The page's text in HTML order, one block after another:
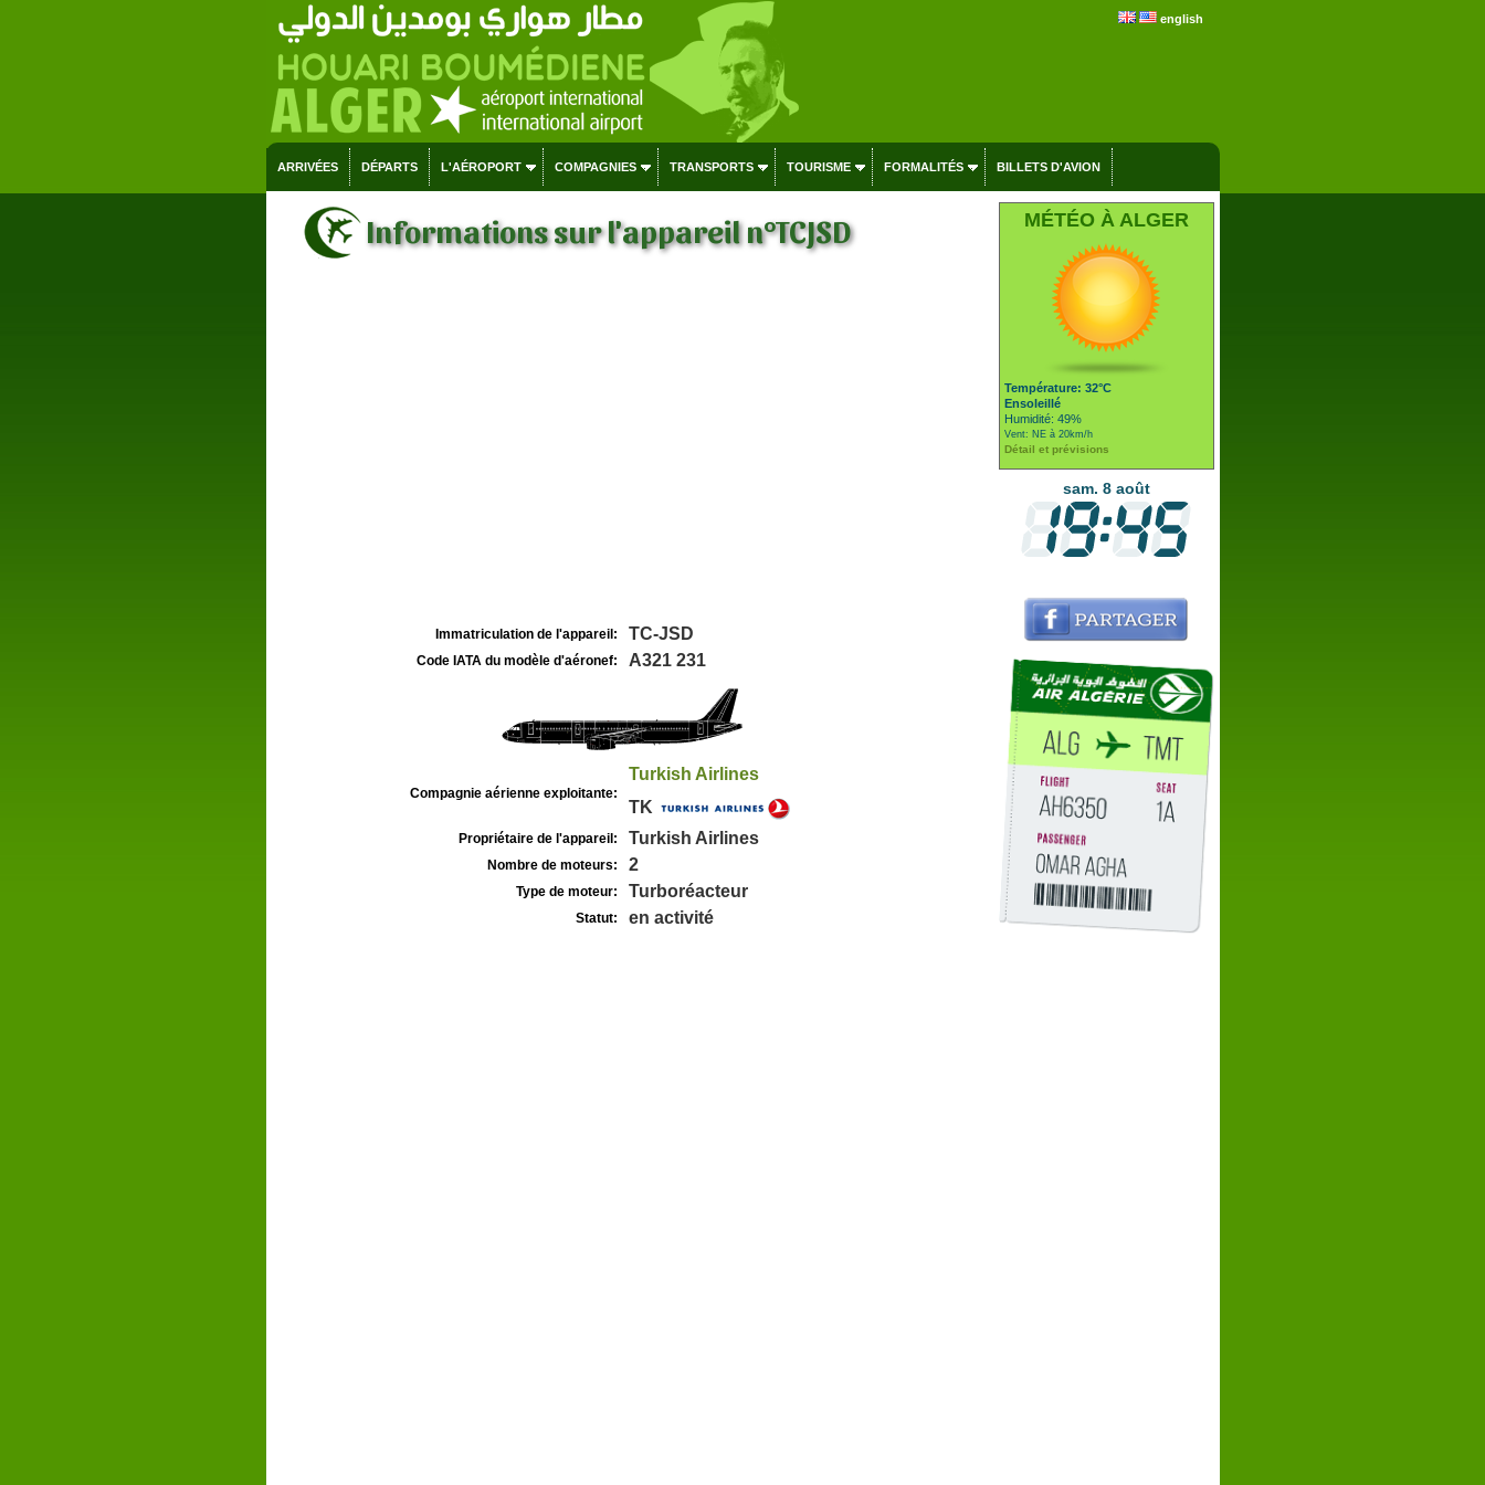
english
ARRIVÉES DÉPARTS L'AÉROPORT COMPAGNIES TRANSPORTS TOURISME FORMALITÉS BILLETS D'AVION
Informations sur l'appareil n°TCJSD
Immatriculation de l'appareil: TC-JSD
Code IATA du modèle d'aéronef: A321 231
Compagnie aérienne exploitante:
Turkish Airlines
TK
Propriétaire de l'appareil: Turkish Airlines
Nombre de moteurs: 2
Type de moteur: Turboréacteur
Statut: en activité
MÉTÉO À ALGER
Température: 32°C
Ensoleillé
Humidité: 49%
Vent: NE à 20km/h
Détail et prévisions
sam. 8 août